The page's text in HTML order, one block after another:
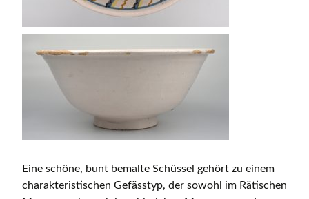
Eine schöne, bunt bemalte Schüssel gehört zu einem
charakteristischen Gefässtyp, der sowohl im Rätischen